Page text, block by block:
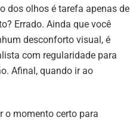
dos olhos é tarefa apenas de
Errado. Ainda que você
desconforto visual, é
com regularidade para
Afinal, quando ir ao
o momento certo para